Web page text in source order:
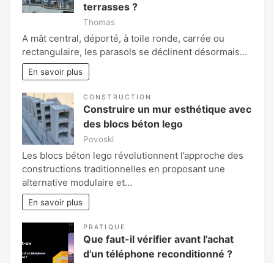
terrasses ?
Thomas
A mât central, déporté, à toile ronde, carrée ou
rectangulaire, les parasols se déclinent désormais…
En savoir plus
CONSTRUCTION
Construire un mur esthétique avec
des blocs béton lego
Povoski
Les blocs béton lego révolutionnent l’approche des
constructions traditionnelles en proposant une
alternative modulaire et…
En savoir plus
PRATIQUE
Que faut-il vérifier avant l’achat
d’un téléphone reconditionné ?